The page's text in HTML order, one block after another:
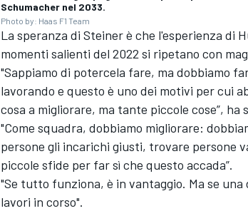
MONOMARCA
Schumacher nel 2033.
Photo by: Haas F1 Team
La speranza di Steiner è che l'esperienza di
momenti salienti del 2022 si ripetano con
"Sappiamo di potercela fare, ma dobbiamo
lavorando e questo è uno dei motivi per cui
cosa a migliorare, ma tante piccole cose”, ha
"Come squadra, dobbiamo migliorare:
persone gli incarichi giusti, trovare persone
piccole sfide per far sì che questo accada”.
"Se tutto funziona, è in vantaggio. Ma se
lavori in corso".